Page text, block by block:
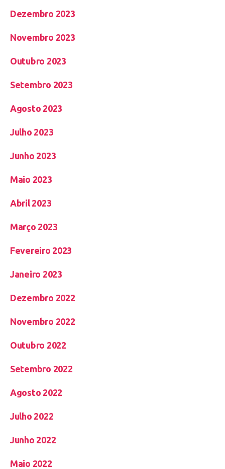
Dezembro 2023
Novembro 2023
Outubro 2023
Setembro 2023
Agosto 2023
Julho 2023
Junho 2023
Maio 2023
Abril 2023
Março 2023
Fevereiro 2023
Janeiro 2023
Dezembro 2022
Novembro 2022
Outubro 2022
Setembro 2022
Agosto 2022
Julho 2022
Junho 2022
Maio 2022